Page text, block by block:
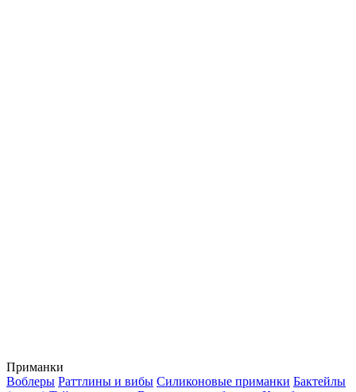
Приманки
Воблеры Раттлины и вибы Силиконовые приманки Бактейлы